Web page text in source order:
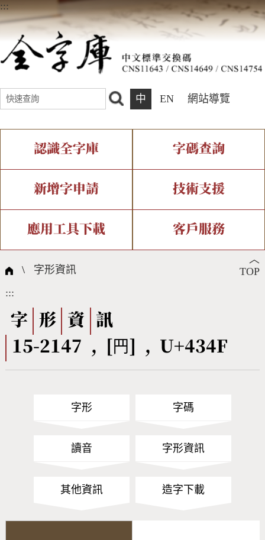
:::
中 EN 網站導覽
認識全字庫
全字庫介紹 全字庫現況
中文碼介紹 專有名詞介紹
國際字碼相關組織
字碼查詢
IDS查詢 部件查詢
複合查詢 注音查詢
筆畫查詢
筆順序查詢
CNS查詢 Unicode查詢
新增字申請
新字申請處理流程
技術支援
字形即時顯示 造字解決方案
全字庫授權 轉碼Web Service
應用工具下載
個人電腦造字處理工具
字形下載
客戶服務
問題集
熱門查詢統計
︿
TOP
\ 字形資訊
:::
字 形 資
訊
15-2147 , [䍏] , U+434F
字形 字碼
讀音 字形資訊
其他資訊 造字下載